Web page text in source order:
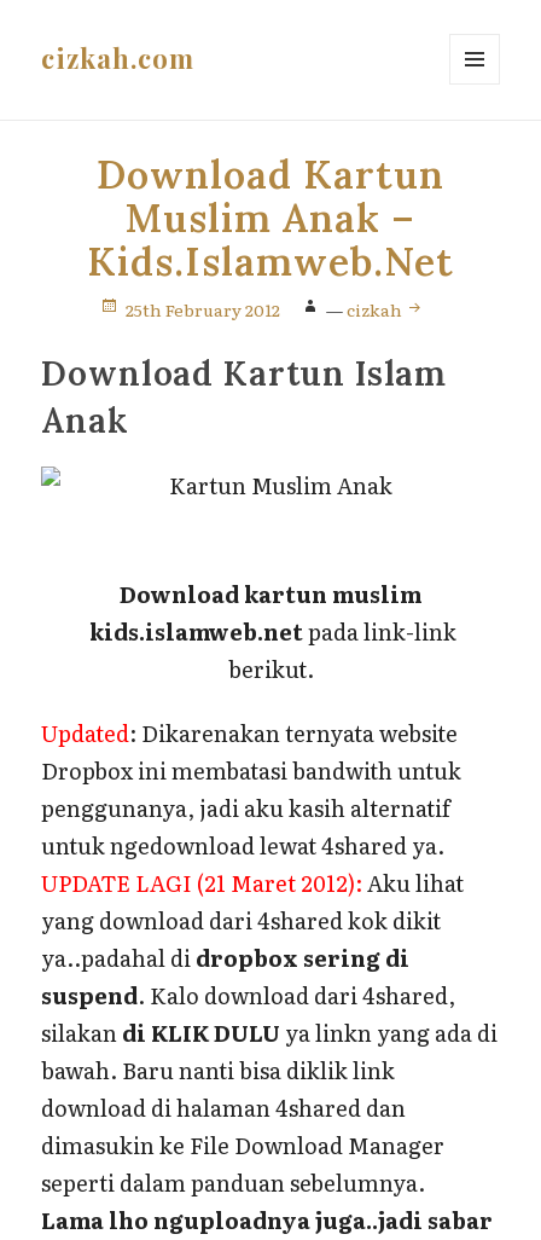
cizkah.com
Download Kartun
Muslim Anak –
Kids.Islamweb.Net
25th February 2012 —cizkah
Download Kartun Islam
Anak
Download kartun muslim
kids.islamweb.netpada link-link
berikut.
Updated: Dikarenakan ternyata website
Dropbox ini membatasi bandwith untuk
penggunanya, jadi aku kasih alternatif
untuk ngedownload lewat 4shared ya.
UPDATE LAGI (21 Maret 2012):Aku lihat
yang download dari 4shared kok dikit
ya..padahal didropbox sering di
suspend. Kalo download dari 4shared,
silakandi KLIK DULU ya linkn yang ada di
bawah. Baru nanti bisa diklik link
download di halaman 4shared dan
dimasukin ke File Download Manager
seperti dalam panduan sebelumnya.
Lama lho nguploadnya juga..jadi sabar